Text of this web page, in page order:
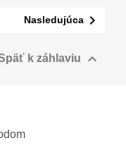
Nasledujúca 
k záhlaviu 